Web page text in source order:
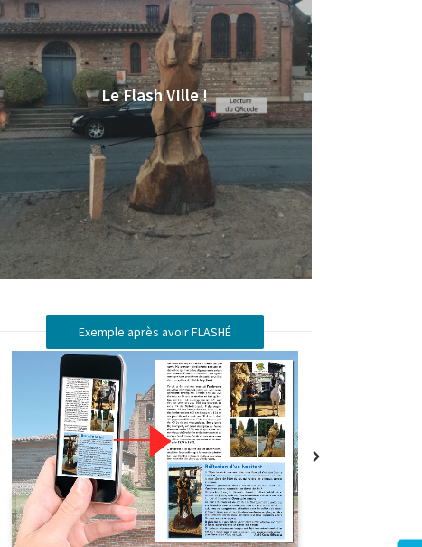
Le Flash VIlle !
Exemple après avoir FLASHÉ